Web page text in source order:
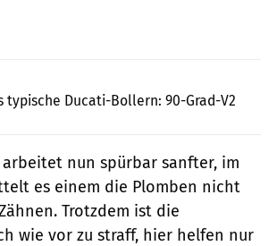
typische Ducati-Bollern: 90-Grad-V2
arbeitet nun spürbar sanfter, im
es einem die Plomben nicht
Trotzdem ist die
wie vor zu straff, hier helfen nur